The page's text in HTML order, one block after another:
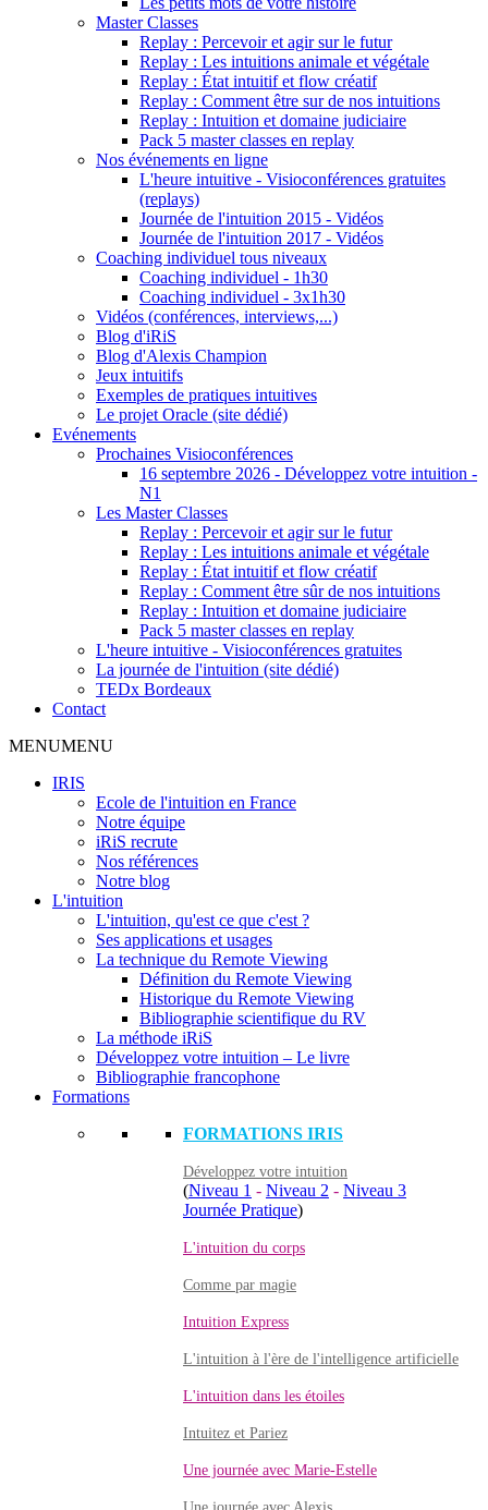
Master Classes
Replay : Percevoir et agir sur le futur
Replay : Les intuitions animale et végétale
Replay : État intuitif et flow créatif
Replay : Comment être sur de nos intuitions
Replay : Intuition et domaine judiciaire
Pack 5 master classes en replay
Nos événements en ligne
L'heure intuitive - Visioconférences gratuites
(replays)
Journée de l'intuition 2015 - Vidéos
Journée de l'intuition 2017 - Vidéos
Coaching individuel tous niveaux
Coaching individuel - 1h30
Coaching individuel - 3x1h30
Vidéos (conférences, interviews,...)
Blog d'iRiS
Blog d'Alexis Champion
Jeux intuitifs
Exemples de pratiques intuitives
Le projet Oracle (site dédié)
Evénements
Prochaines Visioconférences
16 septembre 2026 - Développez votre intuition -
N1
Les Master Classes
Replay : Percevoir et agir sur le futur
Replay : Les intuitions animale et végétale
Replay : État intuitif et flow créatif
Replay : Comment être sûr de nos intuitions
Replay : Intuition et domaine judiciaire
Pack 5 master classes en replay
L'heure intuitive - Visioconférences gratuites
La journée de l'intuition (site dédié)
TEDx Bordeaux
Contact
MENUMENU
IRIS
Ecole de l'intuition en France
Notre équipe
iRiS recrute
Nos références
Notre blog
L'intuition
L'intuition, qu'est ce que c'est ?
Ses applications et usages
La technique du Remote Viewing
Définition du Remote Viewing
Historique du Remote Viewing
Bibliographie scientifique du RV
La méthode iRiS
Développez votre intuition – Le livre
Bibliographie francophone
Formations
FORMATIONS IRIS
Développez votre intuition
(Niveau 1 - Niveau 2 - Niveau 3
Journée Pratique)
L'intuition du corps
Comme par magie
Intuition Express
L'intuition à l'ère de l'intelligence artificielle
L'intuition dans les étoiles
Intuitez et Pariez
Une journée avec Marie-Estelle